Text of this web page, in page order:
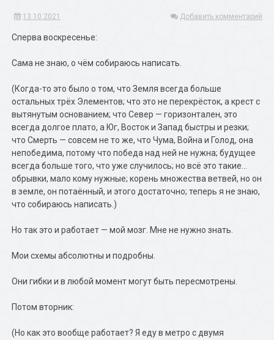
13.10.2021 Добавить комментарий
Сперва воскресенье:
Сама не знаю, о чём собираюсь написать.
(Когда-то это было о том, что Земля всегда больше
остальных трёх Элементов; что это не перекрёсток, а крест с
вытянутым основанием; что Север — горизонтален, это
всегда долгое плато, а Юг, Восток и Запад быстры и резки;
что Смерть — совсем не то же, что Чума, Война и Голод, она
непобедима, потому что победа над ней не нужна; будущее
всегда больше того, что уже случилось; но всё это такие…
обрывки, мало кому нужные; корень множества ветвей, но он
в земле, он потаённый, и этого достаточно; теперь я не знаю,
что собираюсь написать.)
Но так это и работает — мой мозг. Мне не нужно знать.
Мои схемы абсолютны и подробны.
Они гибки и в любой момент могут быть пересмотрены.
Потом вторник:
(Но как это вообще работает? Я еду в метро с двумя